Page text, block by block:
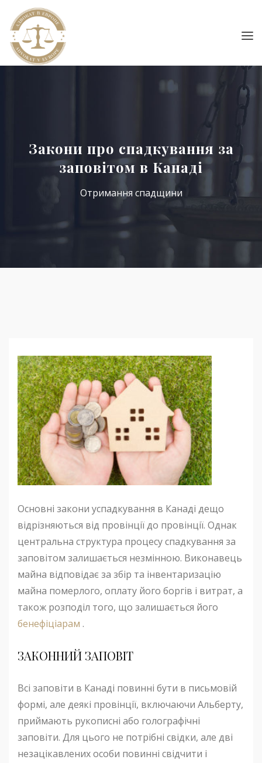
Закони про спадкування за
заповітом в Канаді
Отримання спадщини
Основні закони успадкування в Канаді дещо
відрізняються від провінції до провінції. Однак
центральна структура процесу спадкування за
заповітом залишається незмінною. Виконавець
майна відповідає за збір та інвентаризацію
майна померлого, оплату його боргів і витрат, а
також розподіл того, що залишається його
бенефіціарам .
ЗАКОННИЙ ЗАПОВІТ
Всі заповіти в Канаді повинні бути в письмовій
формі, але деякі провінції, включаючи Альберту,
приймають рукописні або голографічні
заповіти. Для цього не потрібні свідки, але дві
незацікавлених особи повинні свідчити і